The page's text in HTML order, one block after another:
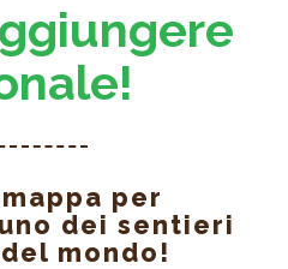
per
dei sentieri
mondo!